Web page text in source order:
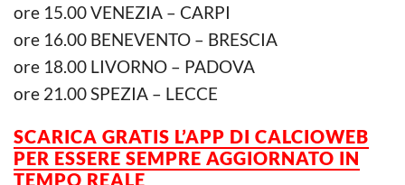
ore 15.00 VENEZIA – CARPI
ore 16.00 BENEVENTO – BRESCIA
ore 18.00 LIVORNO – PADOVA
ore 21.00 SPEZIA – LECCE
SCARICA GRATIS L’APP DI CALCIOWEB
PER ESSERE SEMPRE AGGIORNATO IN
TEMPO REALE